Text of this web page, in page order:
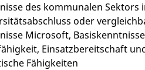
des kommunalen
oder
Microsoft,
Einsatzbereitschaft
Fähigkeiten